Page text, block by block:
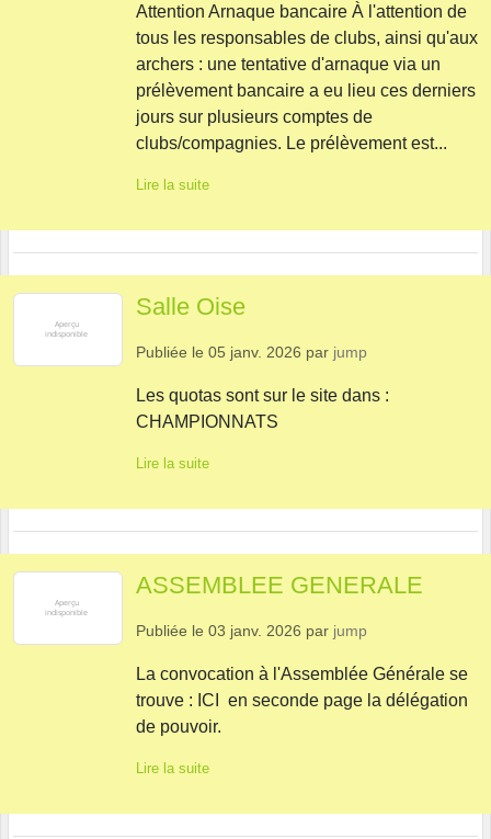
Attention Arnaque bancaire À l'attention de
tous les responsables de clubs, ainsi qu'aux
archers : une tentative d'arnaque via un
prélèvement bancaire a eu lieu ces derniers
jours sur plusieurs comptes de
clubs/compagnies. Le prélèvement est...
Lire la suite
Salle Oise
Publiée le 05 janv. 2026 par jump
Les quotas sont sur le site dans :
CHAMPIONNATS
Lire la suite
ASSEMBLEE GENERALE
Publiée le 03 janv. 2026 par jump
La convocation à l'Assemblée Générale se
trouve : ICI en seconde page la délégation
de pouvoir.
Lire la suite